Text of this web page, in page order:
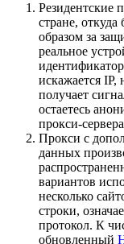
Резидентские
стране,
образом за
реальное
искажается
получает
остаетесь
прокси-
Прокси с
данных
вариантов
несколько
строки,
протокол. К
обновленный